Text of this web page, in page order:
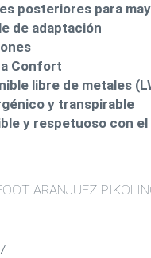
posteriores para
de adaptación
Confort
libre de metales
y transpirable
y respetuoso con
ARANJUEZ